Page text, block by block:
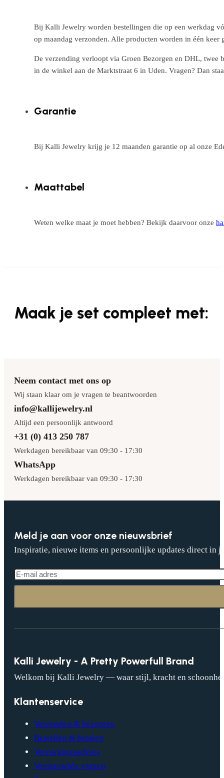
Bij Kalli Jewelry worden bestellingen die op een werkdag
op maandag verzonden. Alle producten worden in één
De verzending verloopt via Groen Bezorgen en DHL, twee
in de winkel aan de Marktstraat 6 in Uden. Vragen? Dan
Garantie
Bij Kalli Jewelry krijg je 12 maanden garantie op al onze
Maattabel
Weten welke maat je moet hebben? Bekijk daarvoor onze
Maak je set compleet met:
Neem contact met ons op
Wij staan klaar om je vragen te beantwoorden
info@kallijewelry.nl
Altijd een persoonlijk antwoord
+31 (0) 413 250 787
Werkdagen bereikbaar van 09:30 - 17:30
WhatsApp
Werkdagen bereikbaar van 09:30 - 17:30
Meld je aan voor onze nieuwsbrief
Inspiratie, nieuwe items en persoonlijke updates direct in
Kalli Jewelry - A Pretty Powerfull Brand
Welkom bij Kalli Jewelry — waar stijl, kracht en
Klantenservice
Verzenden & bezorgen
Bestellen & betalen
Verzorgingsadvies
Veelgestelde vragen